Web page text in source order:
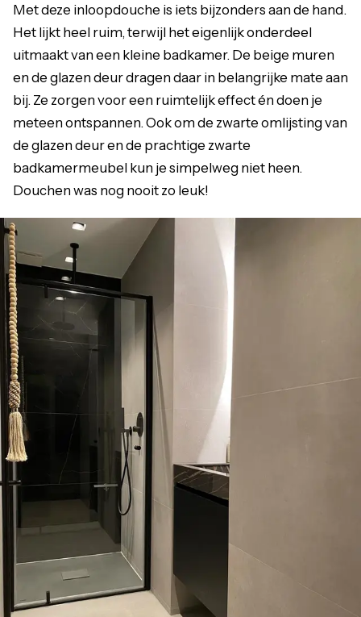
Met deze inloopdouche is iets bijzonders aan de hand.
Het lijkt heel ruim, terwijl het eigenlijk onderdeel
uitmaakt van een kleine badkamer. De beige muren
en de glazen deur dragen daar in belangrijke mate aan
bij. Ze zorgen voor een ruimtelijk effect én doen je
meteen ontspannen. Ook om de zwarte omlijsting van
de glazen deur en de prachtige zwarte
badkamermeubel kun je simpelweg niet heen.
Douchen was nog nooit zo leuk!